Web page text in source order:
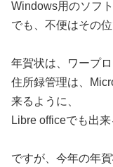
Windows用のソフ
でも、不便はその位
年賀状は、ワープ
住所録管理は、
来るように、
Libre officeでも出
ですが、今年の年